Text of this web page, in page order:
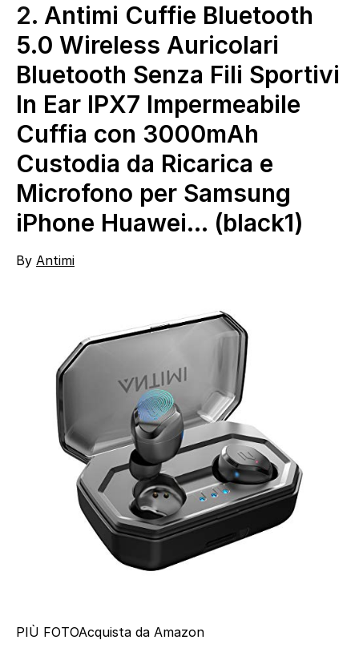
2. Antimi Cuffie Bluetooth
5.0 Wireless Auricolari
Bluetooth Senza Fili Sportivi
In Ear IPX7 Impermeabile
Cuffia con 3000mAh
Custodia da Ricarica e
Microfono per Samsung
iPhone Huawei… (black1)
By Antimi
PIÙ FOTOAcquista da Amazon